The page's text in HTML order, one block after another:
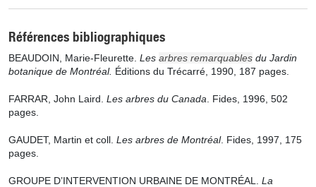
Références bibliographiques
BEAUDOIN, Marie-Fleurette. Les arbres remarquables du Jardin
botanique de Montréal. Éditions du Trécarré, 1990, 187 pages.
FARRAR, John Laird Les arbres du Canada . Fides, 1996, 502
pages.
GAUDET, Martin et coll. Les arbres de Montréal. Fides, 1997, 175
pages.
GROUPE D’INTERVENTION URBAINE DE MONTRÉAL. La